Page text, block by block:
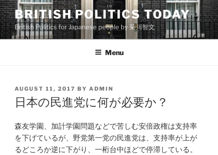
Skip
to
content
BRITISH POLITICS TODAY
British Politics for Japanese people by 菊川智文
Menu
POSTED
ON
AUGUST 11, 2017 BY ADMIN
日本の民進党に何が必要か？
森友学園、加計学園問題などで苦しむ安倍政権は支持率
を下げているが、野党第一党の民進党は、支持率が上が
るどころか逆に下がり、一桁台中ほどで停滞している。